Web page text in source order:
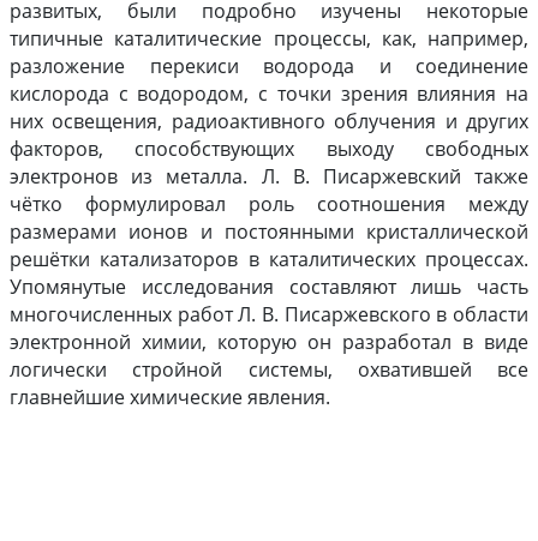
развитых, были подробно изучены некоторые
типичные каталитические процессы, как, например,
разложение перекиси водорода и соединение
кислорода с водородом, с точки зрения влияния на
них освещения, радиоактивного облучения и других
факторов, способствующих выходу свободных
электронов из металла. Л. В. Писаржевский также
чётко формулировал роль соотношения между
размерами ионов и постоянными кристаллической
решётки катализаторов в каталитических процессах.
Упомянутые исследования составляют лишь часть
многочисленных работ Л. В. Писаржевского в области
электронной химии, которую он разработал в виде
логически стройной системы, охватившей все
главнейшие химические явления.